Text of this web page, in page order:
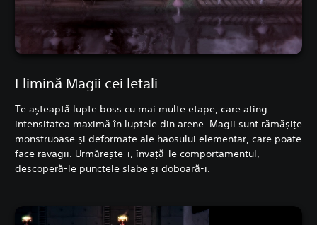
Elimină Magii cei letali
Te așteaptă lupte boss cu mai multe etape, care ating
intensitatea maximă în luptele din arene. Magii sunt rămășițe
monstruoase și deformate ale haosului elementar, care poate
face ravagii. Urmărește-i, învață-le comportamentul,
descoperă-le punctele slabe și doboară-i.